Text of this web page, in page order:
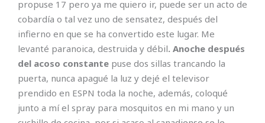
propuse 17 pero ya me quiero ir, puede ser un acto de
cobardía o tal vez uno de sensatez, después del
infierno en que se ha convertido este lugar. Me
levanté paranoica, destruida y débil. Anoche después
del acoso constante puse dos sillas trancando la
puerta, nunca apagué la luz y dejé el televisor
prendido en ESPN toda la noche, además, coloqué
junto a mí el spray para mosquitos en mi mano y un